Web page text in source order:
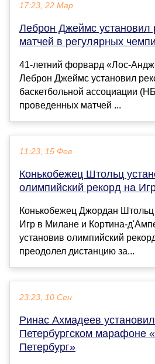
17:23, 22 Мар
Леброн Джеймс установил
матчей в регулярных
41-летний форвард «Лос-
Леброн Джеймс установил
баскетбольной ассоциации
проведенных матчей ...
11:23, 15 Фев
Конькобежец Штольц
олимпийский рекорд на
Конькобежец Джордан Штольц
Игр в Милане и Кортина-
установив олимпийский
преодолел дистанцию за...
23:23, 10 Сен
Ринас Ахмадеев
Петербургском марафоне
Петербург»